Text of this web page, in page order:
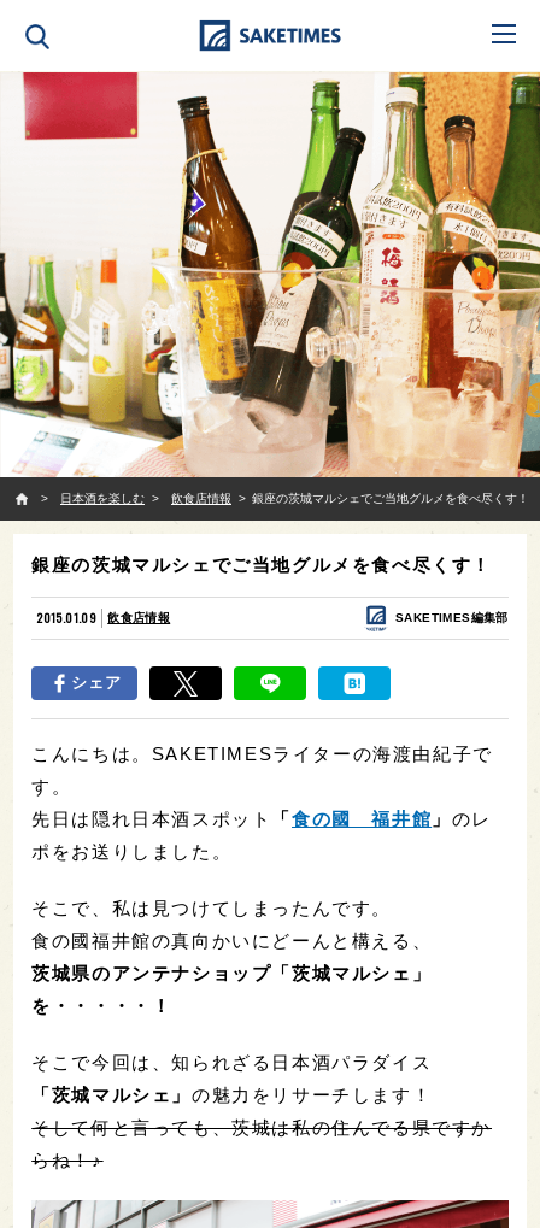
日本酒を楽しむ
飲食店情報 銀座の茨城マルシェでご当地グルメを食べ尽くす！
銀座の茨城マルシェでご当地グルメを食べ尽くす！
2015.01.09 飲食店情報 SAKETIMES編集部
シェア
こんにちは。SAKETIMESライターの海渡由紀子で
す。
先日は隠れ日本酒スポット
「食の國 福井館 」 のレ
ポをお送りしました。
そこで、私は見つけてしまったんです。
食の國福井館の真向かいにどーんと構える、
茨城県のアンテナショップ「茨城マルシェ」
を・・・・・！
そこで今回は、知られざる日本酒パラダイス
「茨城マルシェ」の魅力をリサーチします！
そして何と言っても、茨城は私の住んでる県ですか
らね！♪